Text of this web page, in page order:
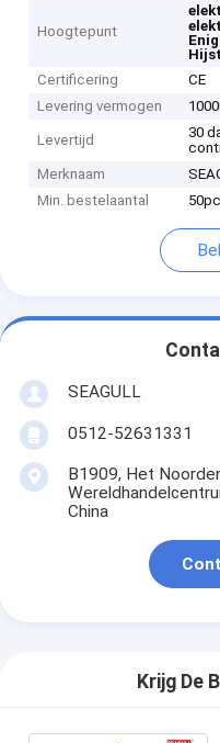
Hoogtepunt
Certificering
CE
Levering vermogen
Levertijd
30
Merknaam
Min. bestelaantal
SEAGULL
0512-52631331
B1909, Het
China
Krijg De